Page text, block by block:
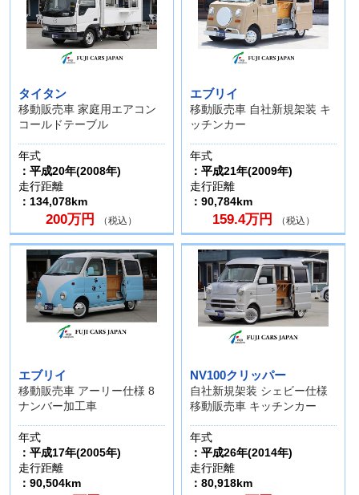
タイタン
移動販売車 家庭用エアコン
コールドテーブル
年式
：平成20年(2008年)
走行距離
：134,078km
200万円 （税込）
エブリイ
移動販売車 自社新規架装 キ
ッチンカー
年式
：平成21年(2009年)
走行距離
：90,784km
159.4万円 （税込）
エブリイ
移動販売車 アーリー仕様 8
ナンバー加工車
年式
：平成17年(2005年)
走行距離
：90,504km
NV100クリッパー
自社新規架装 シェビー仕様
移動販売車 キッチンカー
年式
：平成26年(2014年)
走行距離
：80,918km